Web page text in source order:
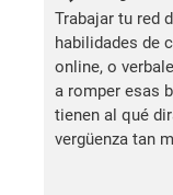
Trabajar tu red
habilidades de
online, o
a romper esas
tienen al qué
vergüenza tan